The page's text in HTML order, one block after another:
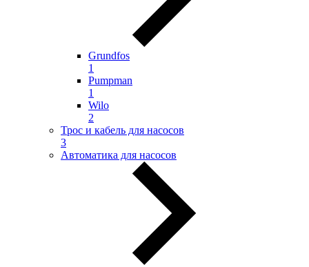
Grundfos
1
Pumpman
1
Wilo
2
Трос и кабель для насосов
3
Автоматика для насосов